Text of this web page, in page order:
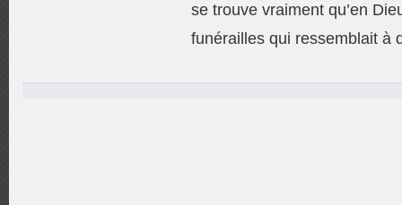
se trouve vraiment qu’en
funérailles qui ressemblait à